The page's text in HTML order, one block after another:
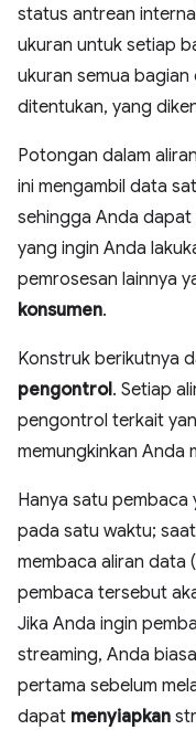
status antrean
ukuran untuk setiap
ukuran semua
ditentukan, yang
Potongan dalam
ini mengambil data
sehingga Anda dapat
yang ingin Anda
pemrosesan lainnya
konsumen.
Konstruk berikutnya
pengontrol. Setiap
pengontrol terkait
memungkinkan Anda
Hanya satu
pada satu waktu;
membaca aliran data
pembaca tersebut
Jika Anda ingin
streaming, Anda
pertama sebelum
dapat menyiapkan